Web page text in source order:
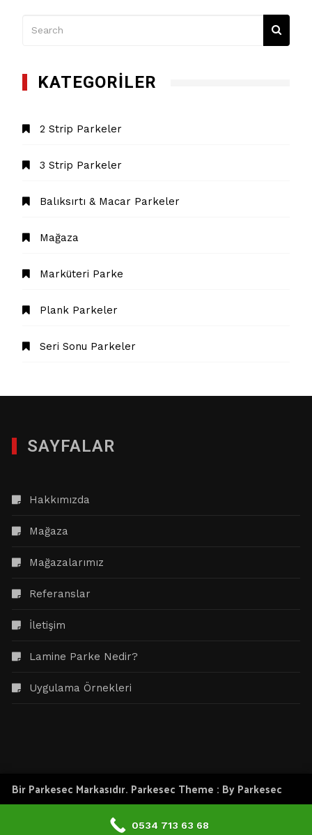
KATEGORILER
2 Strip Parkeler
3 Strip Parkeler
Balıksırtı & Macar Parkeler
Mağaza
Marküteri Parke
Plank Parkeler
Seri Sonu Parkeler
SAYFALAR
Hakkımızda
Mağaza
Mağazalarımız
Referanslar
İletişim
Lamine Parke Nedir?
Uygulama Örnekleri
Bir Parkesec Markasıdır. Parkesec Theme : ByParkesec
0534 713 63 68